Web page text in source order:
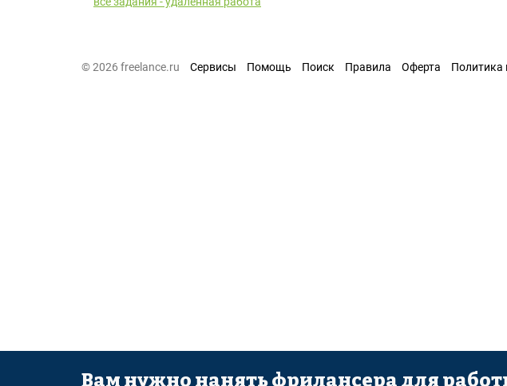
© 2026 freelance.ru Сервисы Помощь Поиск Правила Оферта Политика
Вам нужно нанять фрилансера для